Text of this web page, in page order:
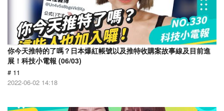
你今天推特的了嗎？日本爆紅帳號以及推特收購案故事線及目前進
展！科技小電報 (06/03)
# 11
2022-06-02 14:18